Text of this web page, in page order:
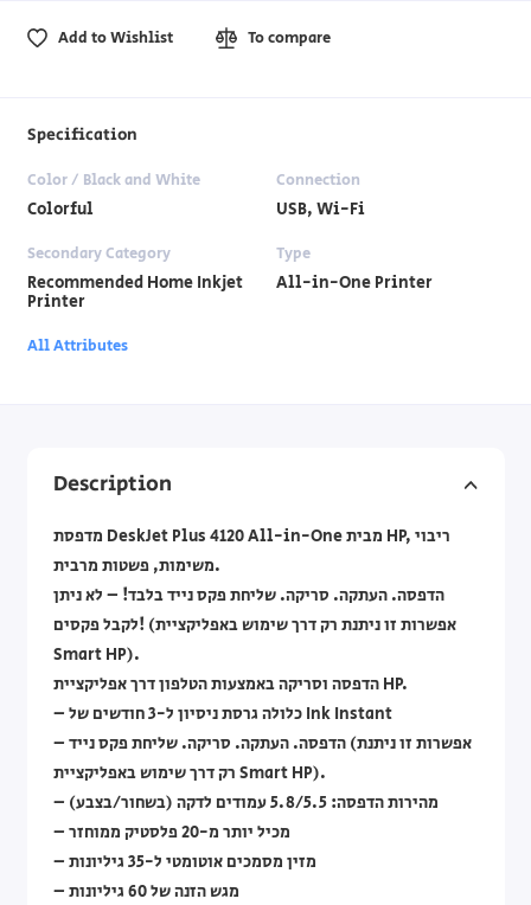
Add to Wishlist To compare
Specification
Color / Black and White
Colorful
Connection
USB, Wi-Fi
Secondary Category
Recommended Home Inkjet
Printer
Type
All-in-One Printer
All Attributes
Description
מדפסת DeskJet Plus 4120 All-in-One מבית HP, ריבוי
משימות, פשטות מרבית.
הדפסה. העתקה. סריקה. שליחת פקס נייד בלבד! – לא ניתן
לקבל פקסים! (אפשרות זו ניתנת רק דרך שימוש באפליקציית
Smart HP).
הדפסה וסריקה באמצעות הטלפון דרך אפליקציית HP.
– כלולה גרסת ניסיון ל-3 חודשים של Ink Instant
– הדפסה. העתקה. סריקה. שליחת פקס נייד (אפשרות זו ניתנת
רק דרך שימוש באפליקציית Smart HP).
– מהירות הדפסה: 5.8/5.5 עמודים לדקה (בשחור/בצבע)
– מכיל יותר מ-20 פלסטיק ממוחזר
– מזין מסמכים אוטומטי ל-35 גיליונות
– מגש הזנה של 60 גיליונות